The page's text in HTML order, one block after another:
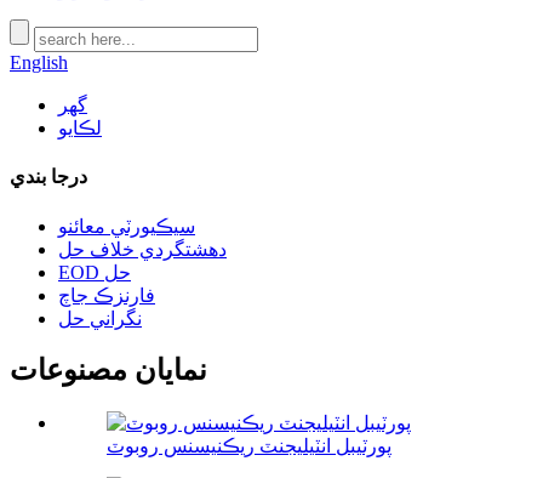
English
گھر
لڪايو
درجا بندي
سيڪيورٽي معائنو
دهشتگردي خلاف حل
EOD حل
فارنزڪ جاچ
نگراني حل
نمايان مصنوعات
پورٽيبل انٽيليجنٽ ريڪنيسنس روبوٽ